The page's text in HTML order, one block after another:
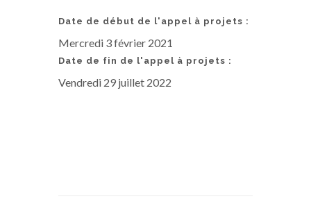
Date de début de l'appel à projets :
Mercredi 3 février 2021
Date de fin de l'appel à projets :
Vendredi 29 juillet 2022